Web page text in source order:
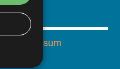
Impressum